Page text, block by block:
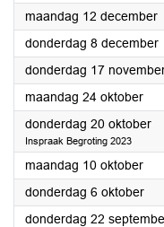
maandag 12 december
donderdag 8 december
donderdag 17
maandag 24 oktober2022
donderdag 20 oktober
Inspraak Begroting 2023
maandag 10 oktober2022
donderdag 6 oktober2022
donderdag 22